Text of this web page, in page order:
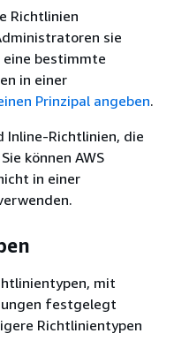
Richtlinien
sie
bestimmte
in einer
Prinzipal angeben.
Inline-Richtlinien, die
können AWS
in einer
mit
festgelegt
Richtlinientypen